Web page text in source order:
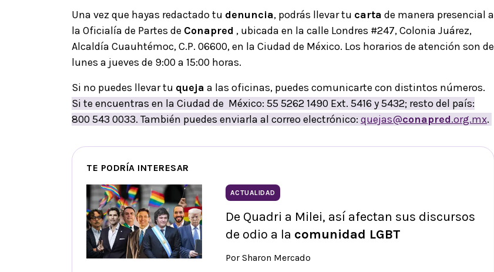
Una vez que hayas redactado tu denuncia, podrás llevar tu carta de manera presencial a
la Oficialía de Partes de Conapred , ubicada en la calle Londres #247, Colonia Juárez,
Alcaldía Cuauhtémoc, C.P. 06600, en la Ciudad de México. Los horarios de atención son de
lunes a jueves de 9:00 a 15:00 horas.
Si no puedes llevar tu queja a las oficinas, puedes comunicarte con distintos números.
Si te encuentras en la Ciudad de México: 55 5262 1490 Ext. 5416 y 5432; resto del país:
800 543 0033. También puedes enviarla al correo electrónico: quejas@conapred.org.mx.
TE PODRÍA INTERESAR
ACTUALIDAD
De Quadri a Milei, así afectan sus discursos
de odio a la comunidad LGBT
Por Sharon Mercado